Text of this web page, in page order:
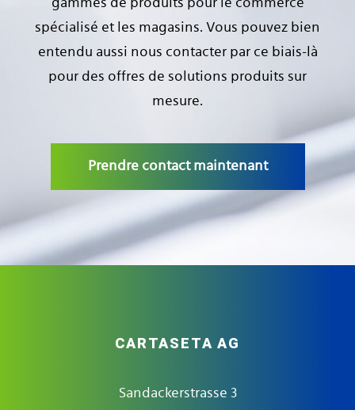
gammes de produits pour le commerce
spécialisé et les magasins. Vous pouvez bien
entendu aussi nous contacter par ce biais-là
pour des offres de solutions produits sur
mesure.
Prendre contact maintenant
CARTASETA AG
Sandackerstrasse 3